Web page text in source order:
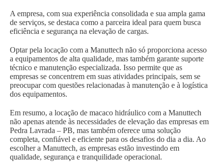
A empresa, com sua experiência consolidada e sua ampla gama
de serviços, se destaca como a parceira ideal para quem busca
eficiência e segurança na elevação de cargas.
Optar pela locação com a Manuttech não só proporciona acesso
a equipamentos de alta qualidade, mas também garante suporte
técnico e manutenção especializada. Isso permite que as
empresas se concentrem em suas atividades principais, sem se
preocupar com questões relacionadas à manutenção e à logística
dos equipamentos.
Em resumo, a locação de macaco hidráulico com a Manuttech
não apenas atende às necessidades de elevação das empresas em
Pedra Lavrada – PB, mas também oferece uma solução
completa, confiável e eficiente para os desafios do dia a dia. Ao
escolher a Manuttech, as empresas estão investindo em
qualidade, segurança e tranquilidade operacional.